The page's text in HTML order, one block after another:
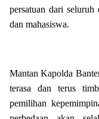
persatuan dari seluruh
dan mahasiswa.
Mantan Kapolda
terasa dan terus
pemilihan